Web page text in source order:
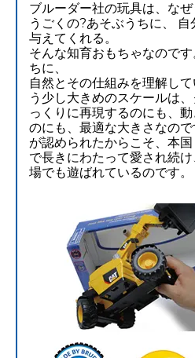
ブルーダー社の玩具は、な
うごくの?あそぶうちに、
与えてくれる。
そんな知育おもちゃなので
ちに、
自然とその仕組みを理解し
う少し大きめのスケールは
っくりに再現するのにも、
のにも、最適な大きさなの
が認められたからこそ、本
で長きにわたって愛され続
場でも遊ばれているのです。